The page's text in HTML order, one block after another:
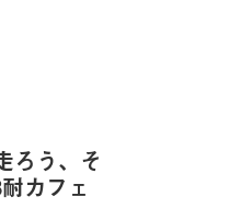
ろう、そ
カフェ